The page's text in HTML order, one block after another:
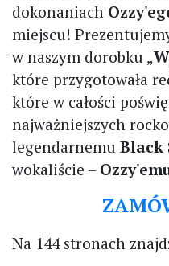
dokonaniach
miejscu!
w naszym dorobku „
które przygotowała
które w całości
najważniejszych
legendarnemu Black
wokaliście –
Na 144 stronach